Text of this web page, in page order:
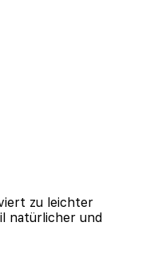
zu leichter
natürlicher und